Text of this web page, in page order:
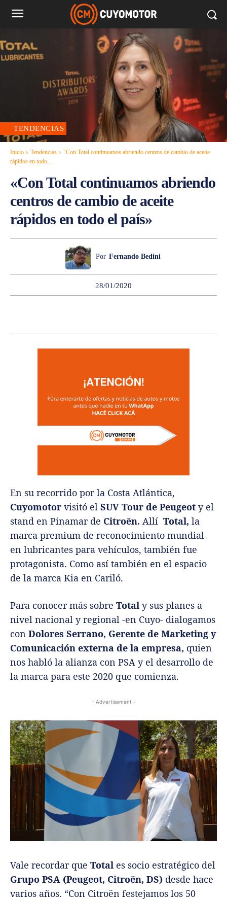
TENDENCIAS
Inicio Tendencias
"Con Total continuamos abriendo centros de cambio de aceite
rápidos en todo...
«Con Total continuamos abriendo
centros de cambio de aceite
rápidos en todo el país»
Por Fernando Bedini
28/01/2020
En su recorrido por la Costa Atlántica,
Cuyomotor visitó el SUV Tour de Peugeot y el
stand en Pinamar de Citroën. Allí Total, la
marca premium de reconocimiento mundial
en lubricantes para vehículos, también fue
protagonista. Como así también en el espacio
de la marca Kia en Cariló.
Para conocer más sobre Total y sus planes a
nivel nacional y regional -en Cuyo- dialogamos
con Dolores Serrano, Gerente de Marketing y
Comunicación externa de la empresa, quien
nos habló la alianza con PSA y el desarrollo de
la marca para este 2020 que comienza.
- Advertisement -
Vale recordar que Total es socio estratégico del
Grupo PSA (Peugeot, Citroën, DS) desde hace
varios años. “Con Citroën festejamos los 50